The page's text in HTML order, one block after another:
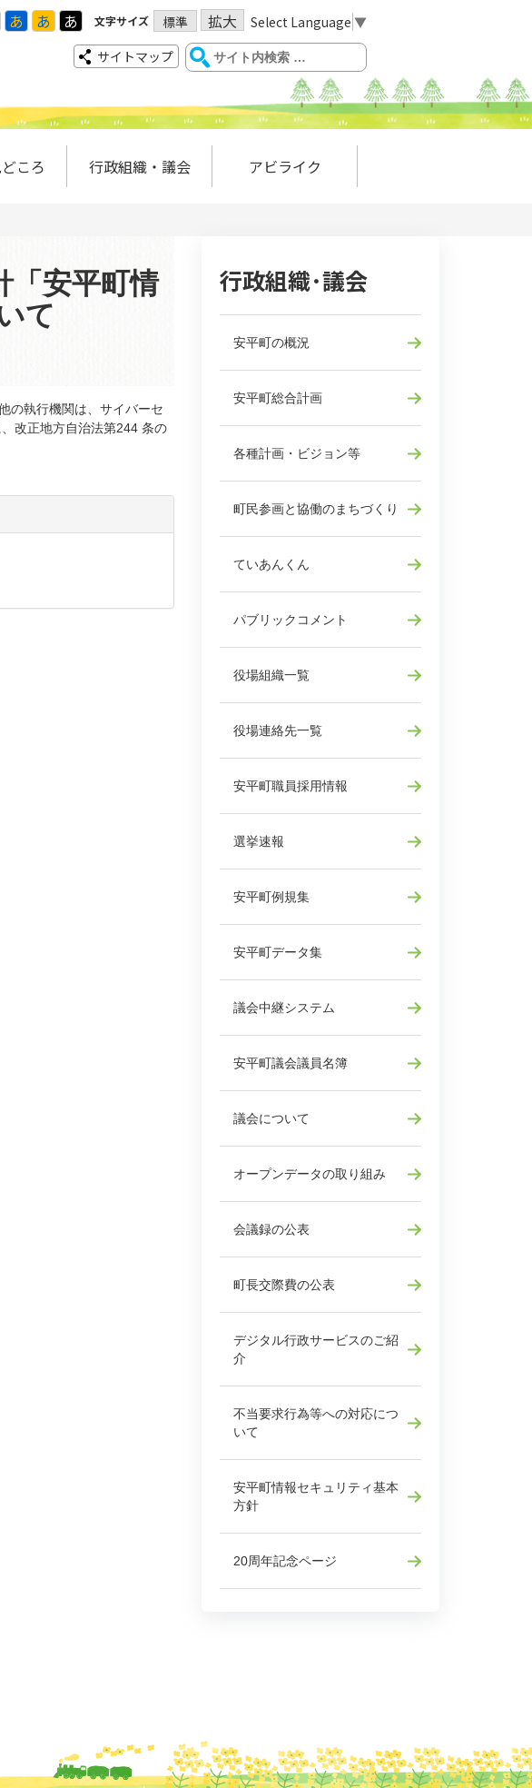
あ あ あ 文字サイズ 標準 拡大 Select Language ▼
サイトマップ
ころ 行政組織・議会 アビライク
「安平町情
て
の執行機関は、サイバーセ
改正地方自治法第244 条の
行政組織･議会
安平町の概況
安平町総合計画
各種計画・ビジョン等
町民参画と協働のまちづくり
ていあんくん
パブリックコメント
役場組織一覧
役場連絡先一覧
安平町職員採用情報
選挙速報
安平町例規集
安平町データ集
議会中継システム
安平町議会議員名簿
議会について
オープンデータの取り組み
会議録の公表
町長交際費の公表
デジタル行政サービスのご紹
介
不当要求行為等への対応につ
いて
安平町情報セキュリティ基本
方針
20周年記念ページ